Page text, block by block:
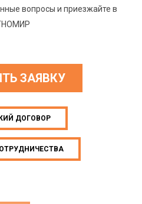
вопросы и приезжайте в
ЗАЯВКУ
ДОГОВОР